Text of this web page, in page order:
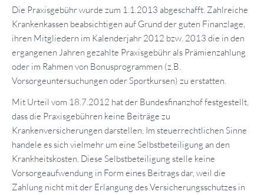
Die Praxisgebühr wurde zum 1.1.2013 abgeschafft. Zahlreiche
Krankenkassen beabsichtigen auf Grund der guten Finanzlage,
ihren Mitgliedern im Kalenderjahr 2012 bzw. 2013 die in den
ergangenen Jahren gezahlte Praxisgebühr als Prämienzahlung
oder im Rahmen von Bonusprogrammen (z.B.
Vorsorgeuntersuchungen oder Sportkursen) zu erstatten.
Mit Urteil vom 18.7.2012 hat der Bundesfinanzhof festgestellt,
dass die Praxisgebühren keine Beiträge zu
Krankenversicherungen darstellen. Im steuerrechtlichen Sinne
handele es sich vielmehr um eine Selbstbeteiligung an den
Krankheitskosten. Diese Selbstbeteiligung stelle keine
Vorsorgeaufwendung in Form eines Beitrags dar, weil die
Zahlung nicht mit der Erlangung des Versicherungsschutzes in